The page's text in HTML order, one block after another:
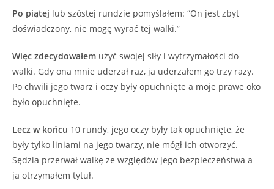
Po piątej lub szóstej rundzie pomyślałem: “On jest zbyt
doświadczony, nie mogę wyrać tej walki.”
Więc zdecydowałem użyć swojej siły i wytrzymałości do
walki. Gdy ona mnie uderzał raz, ja uderzałem go trzy razy.
Po chwili jego twarz i oczy były opuchnięte a moje prawe oko
było opuchnięte.
Lecz w końcu 10 rundy, jego oczy były tak opuchnięte, że
były tylko liniami na jego twarzy, nie mógł ich otworzyć.
Sędzia przerwał walkę ze względów jego bezpieczeństwa a
ja otrzymałem tytuł.